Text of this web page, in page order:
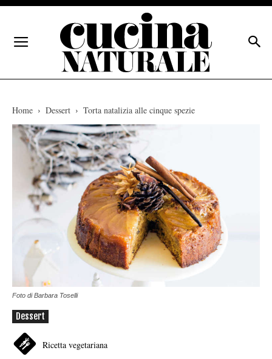
Home Dessert Torta natalizia alle cinque spezie
Foto di Barbara Toselli
Dessert
Ricetta vegetariana